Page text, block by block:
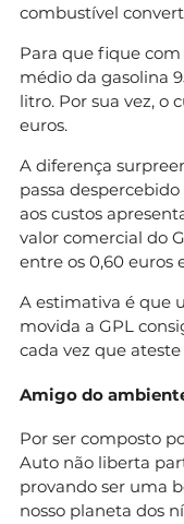
combustível
Para que fique
médio da gasolina
litro. Por sua vez, o
euros.
A diferença
passa
aos custos
valor comercial do
entre os 0,60 euros
A estimativa é que
movida a GPL
cada vez que
Amigo do
Por ser composto
Auto não liberta
provando ser uma
nosso planeta dos